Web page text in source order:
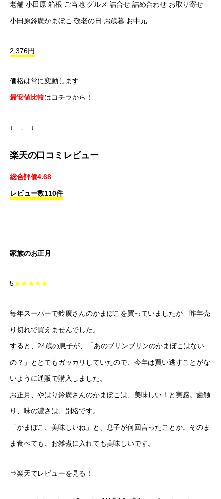
老舗 小田原 箱根 ご当地 グルメ 詰合せ 詰め合わせ お取り寄せ
小田原鈴廣かまぼこ 敬老の日 お歳暮 お中元
2,376円
価格は常に変動します
最安値比較はコチラから！
↓ ↓ ↓
楽天の口コミレビュー
総合評価4.68
レビュー数110件
家族のお正月
5★★★★★
毎年スーパーで鈴廣さんのかまぼこを買っていましたが、昨年売
り切れで買えませんでした。
すると、24歳の息子が、「あのブリンブリンのかまぼこはない
の？」ととてもガッカリしていたので、今年は買い逃すことがな
いように通販で購入しました。
お正月、やはり鈴廣さんのかまぼこは、美味しい！と実感。歯触
り、味の濃さは、別格です。
「かまぼこ、美味しいね」と、息子が何回言ったことか。そのま
ま食べても、お雑煮に入れても美味しいです。
⇒楽天でレビューを見る！